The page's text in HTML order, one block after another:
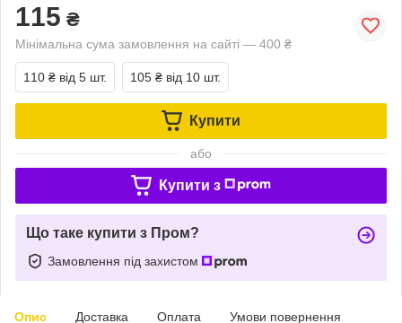
115 ₴
Мінімальна сума замовлення на сайті — 400 ₴
110 ₴ від 5 шт. 105 ₴ від 10 шт.
Купити
або
Купити з
Що таке купити з Пром?
Замовлення під захистом
Опис Доставка Оплата Умови повернення